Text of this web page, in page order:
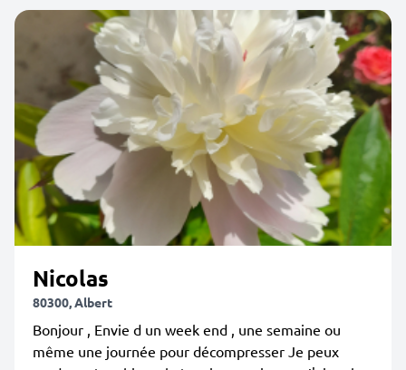
Nicolas
80300, Albert
Bonjour , Envie d un week end , une semaine ou
même une journée pour décompresser Je peux